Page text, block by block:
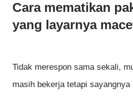
Cara mematikan
yang layarnya
Tidak merespon sama sekali,
masih bekerja tetapi